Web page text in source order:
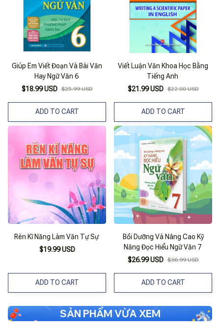
Giúp Em Viết Đoạn Và Bài Văn
Hay Ngữ Văn 6
$18.99 USD $25.99 USD
ADD TO CART
Viết Luận Văn Khoa Học Bằng
Tiếng Anh
$21.99 USD $22.00 USD
ADD TO CART
Rèn Kĩ Năng Làm Văn Tự Sự
$19.99 USD
ADD TO CART
Bồi Dưỡng Và Nâng Cao Kỹ
Năng Đọc Hiểu Ngữ Văn 7
$26.99 USD $36.99 USD
ADD TO CART
SẢN PHẨM VỪA XEM